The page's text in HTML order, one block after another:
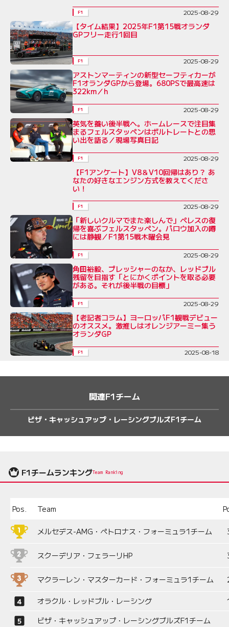
F1 2025-08-29
【タイム結果】2025年F1第15戦オランダ
GPフリー走行1回目
F1 2025-08-29
アストンマーティンの新型セーフティカーが
F1オランダGPから登場。680PSで最高速は
322km／h
F1 2025-08-29
英気を養い後半戦へ。ホームレースで注目集
まるフェルスタッペンはボルトレートとの思
い出を語る／現場写真日記
F1 2025-08-29
【F1アンケート】V8＆V10回帰はあり？ あ
なたの好きなエンジン方式を教えてくださ
い！
F1 2025-08-29
「新しいクルマでまた楽しんで」ペレスの復
帰を喜ぶフェルスタッペン。パロウ加入の噂
には静観／F1第15戦木曜会見
F1 2025-08-29
角田裕毅、プレッシャーのなか、レッドブル
残留を目指す「とにかくポイントを取る必要
がある。それが後半戦の目標」
F1 2025-08-29
【老記者コラム】ヨーロッパF1観戦デビュー
のオススメ。激推しはオレンジアーミー集う
オランダGP
F1 2025-08-18
関連F1チーム
ビザ・キャッシュアップ・レーシングブルズF1チーム
F1チームランキングTeam Ranking
Pos. Team
メルセデス-AMG・ペトロナス・フォーミュラ1チーム
スクーデリア・フェラーリHP
マクラーレン・マスターカード・フォーミュラ1チーム
オラクル・レッドブル・レーシング
ビザ・キャッシュアップ・レーシングブルズF1チーム